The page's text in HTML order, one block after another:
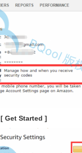
[ Get Started ]